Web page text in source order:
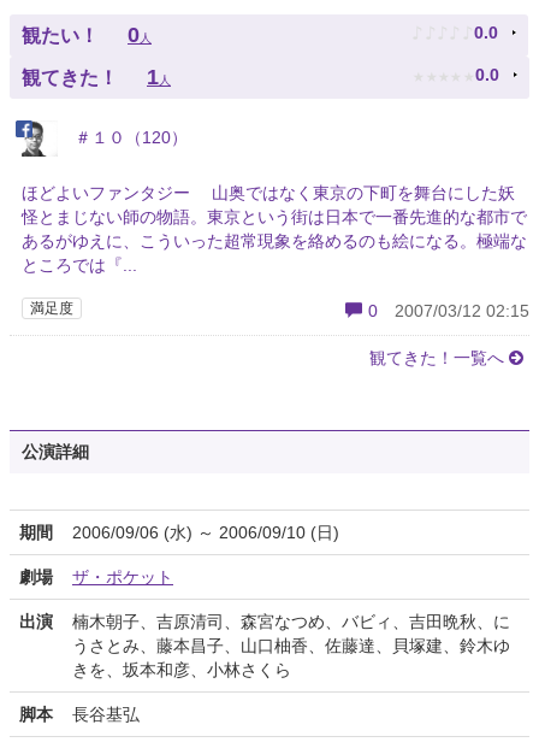
観たい！ 0人 ♪ ♪ ♪ ♪ ♪ 0.0
観てきた！ 1人 ★ ★ ★ ★ ★ 0.0
＃１０（120）
ほどよいファンタジー 山奥ではなく東京の下町を舞台にした妖
怪とまじない師の物語。東京という街は日本で一番先進的な都市で
あるがゆえに、こういった超常現象を絡めるのも絵になる。極端な
ところでは『...
満足度 0 2007/03/12 02:15
観てきた！一覧へ
公演詳細
期間 2006/09/06 (水) ～ 2006/09/10 (日)
劇場 ザ・ポケット
出演
楠木朝子、吉原清司、森宮なつめ、バビィ、吉田晩秋、に
うさとみ、藤本昌子、山口柚香、佐藤達、貝塚建、鈴木ゆ
きを、坂本和彦、小林さくら
脚本 長谷基弘